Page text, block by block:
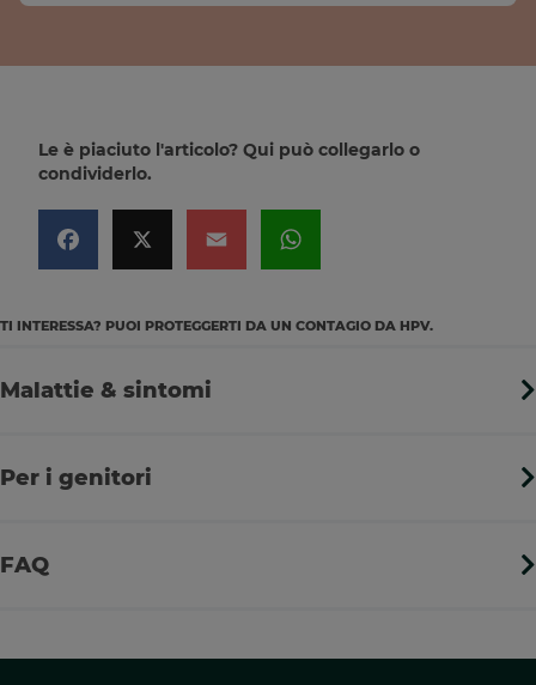
Le è piaciuto l'articolo? Qui può collegarlo o
condividerlo.
TI INTERESSA? PUOI PROTEGGERTI DA UN CONTAGIO DA HPV.
link
Malattie & sintomi
Per i genitori
FAQ